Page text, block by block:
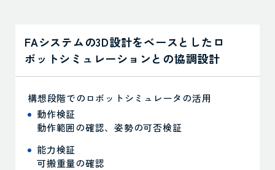
FAシステムの3D設計をベースとしたロ
ボットシミュレーションとの協調設計
構想段階でのロボットシミュレータの活用
動作検証
動作範囲の確認、姿勢の可否検証
能力検証
可搬重量の確認